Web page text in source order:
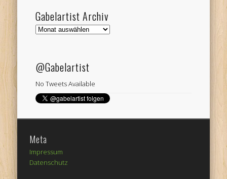
Gabelartist Archiv
Gabelartist
@Gabelartist
No Tweets Available
Meta
Impressum
Datenschutz